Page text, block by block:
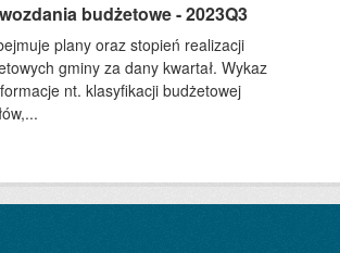
budżetowe - 2023Q3
plany oraz stopień realizacji
gminy za dany kwartał. Wykaz
nt. klasyfikacji budżetowej